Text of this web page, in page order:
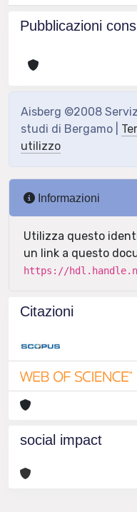
Pubblicazioni
Aisberg ©2008
studi di Bergamo |
utilizzo
Informazioni
Utilizza questo
un link a questo
https://
Citazioni
social impact